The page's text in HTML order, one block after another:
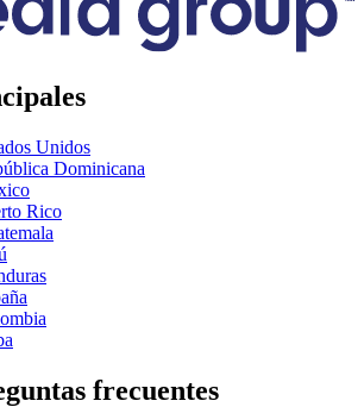
Unidos
Dominicana
Rico
frecuentes